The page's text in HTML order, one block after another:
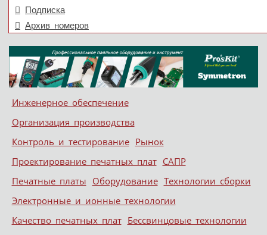
Подписка
Архив номеров
Меню
Skip to content
Инженерное обеспечение
Организация производства
Контроль и тестирование Рынок
Проектирование печатных плат САПР
Печатные платы Оборудование Технологии сборки
Электронные и ионные технологии
Качество печатных плат Бессвинцовые технологии